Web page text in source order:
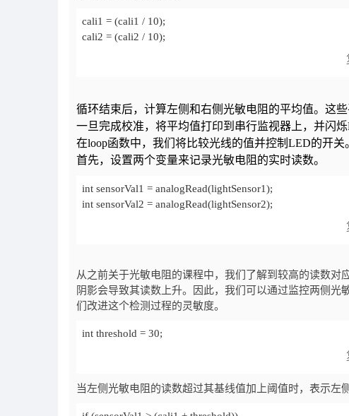
digitalWrite(ledPin, LOW);   // 关闭LED
Serial.println("关闭");
}
cali2 = (cali2 / 10);
循环结束后，计算左侧和右侧光敏电阻的平均值。这
一旦完成校准，将平均值打印到串行监视器上，并闪
在loop函数中，我们将比较光线的值并控制LED的开关
首先，设置两个变量来记录光敏电阻的实时读数。
int sensorVal2 = analogRead(lightSensor2);
从之前关于光敏电阻的课程中，我们了解到较高的读数
阴影会导致其读数上升。因此，我们可以通过监控两侧
们改进这个检测过程的灵敏度。
int threshold = 30;
当左侧光敏电阻的读数超过其基线值加上阈值时，表示左